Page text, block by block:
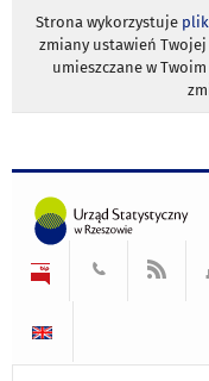
Strona wykorzystuje
zmiany ustawień
umieszczane w